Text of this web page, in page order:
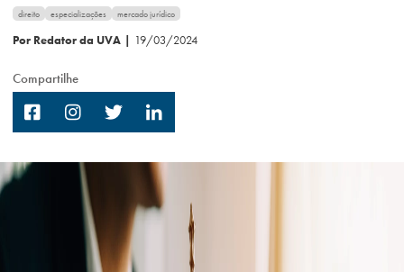
FORMAS DE INGRESSO
FINANCIAMENTO E BOLSAS
Acontece na UVA
Campi/Unidades
direito especializações mercado jurídico
Por Redator da UVA | 19/03/2024
Compartilhe